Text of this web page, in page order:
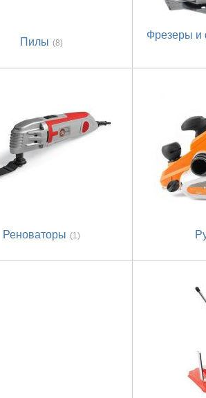
Пилы (8)
Фрезеры и
Реноваторы (1)